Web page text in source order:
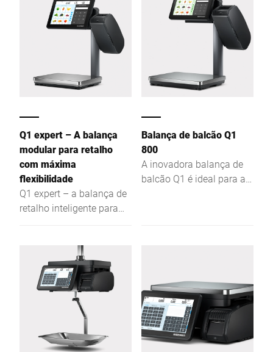
Q1 expert – A balança
modular para retalho
com máxima
flexibilidade
Q1 expert – a balança de
retalho inteligente para
plana, intuitiva, eficiente –
para uma melhor
visibilidade e fácil acesso.
Balança de balcão Q1
800
A inovadora balança de
balcão Q1 é ideal para a
tela de toque capacitiva
com interface gráfica
intuitiva. O prato de
pesagem especialmente
plano permite que os